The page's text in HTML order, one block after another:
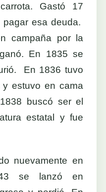
Gastó 17
esa deuda.
campaña por la
En 1835 se
En 1836 tuvo
estuvo en cama
buscó ser el
estatal y fue
nuevamente en
se lanzó en